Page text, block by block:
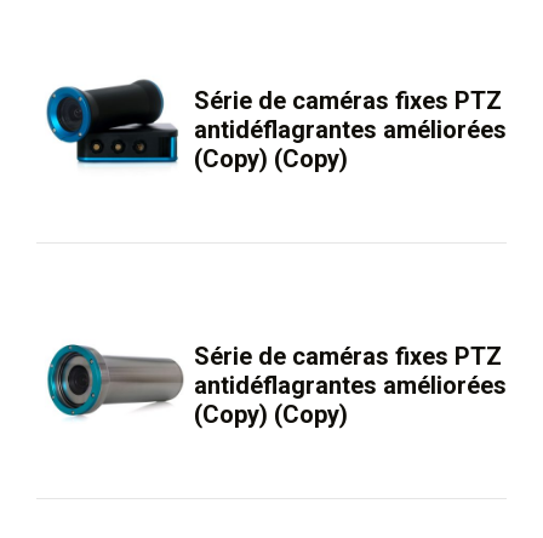
Série de caméras fixes PTZ
antidéflagrantes améliorées
(Copy) (Copy)
Série de caméras fixes PTZ
antidéflagrantes améliorées
(Copy) (Copy)